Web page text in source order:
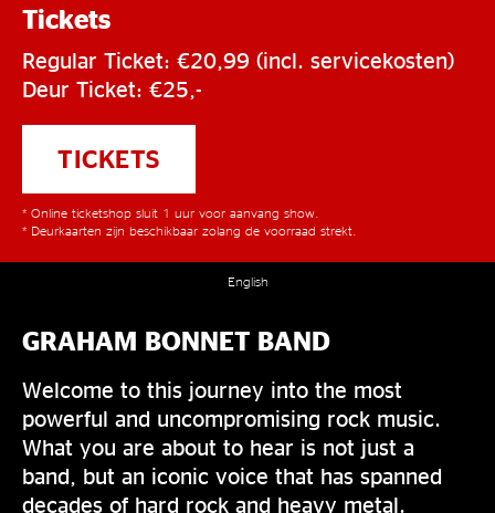
Tickets
Regular Ticket: €20,99 (incl. servicekosten)
Deur Ticket: €25,-
TICKETS
* Online ticketshop sluit 1 uur voor aanvang show.
* Deurkaarten zijn beschikbaar zolang de voorraad strekt.
English
GRAHAM BONNET BAND
Welcome to this journey into the most
powerful and uncompromising rock music.
What you are about to hear is not just a
band, but an iconic voice that has spanned
decades of hard rock and heavy metal.